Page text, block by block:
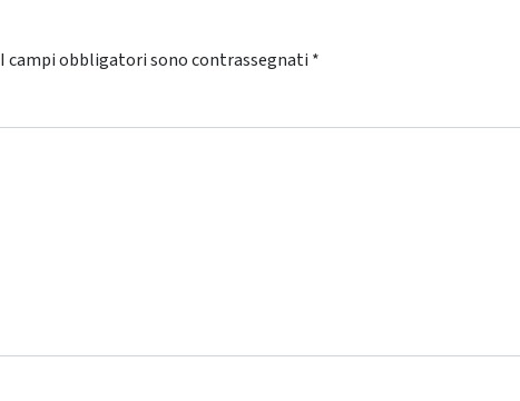
I campi obbligatori sono contrassegnati *